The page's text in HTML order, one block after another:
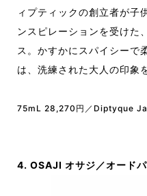
ィプティックの創立者が子
ンスピレーションを受けた
ス。かすかにスパイシーで
は、洗練された大人の印象
75mL 28,270円／Diptyque
4. OSAJI オサジ／オード